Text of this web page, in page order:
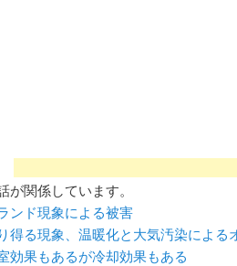
関係しています。
ンド現象による被害
得る現象、温暖化と大気汚染による
効果もあるが冷却効果もある